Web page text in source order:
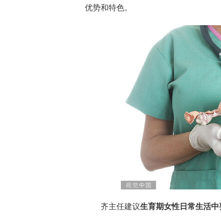
优势和特色。
齐主任建议生育期女性日常生活中